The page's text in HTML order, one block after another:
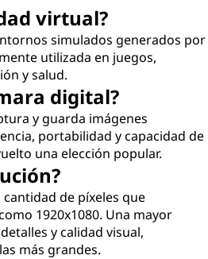
virtual?
simulados generados por
utilizada en juegos,
y salud.
digital?
y guarda imágenes
portabilidad y capacidad de
una elección popular.
de píxeles que
1920x1080. Una mayor
y calidad visual,
más grandes.